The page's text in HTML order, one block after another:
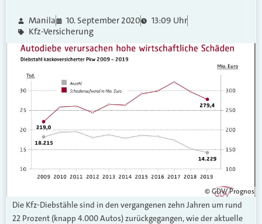
Manila 10. September 2020
13:09 Uhr
Kfz-Versicherung
© GDV/ Prognos
Die Kfz-Diebstähle sind in den vergangenen zehn Jahren um rund
22 Prozent (knapp 4.000 Autos) zurückgegangen, wie der aktuelle